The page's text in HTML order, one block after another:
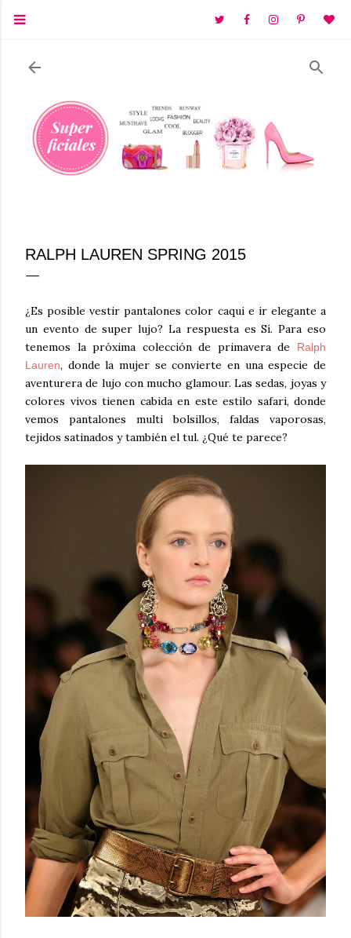
Ir al contenido principal
RALPH LAUREN SPRING 2015
¿Es posible vestir pantalones color caqui e ir elegante a
un evento de super lujo? La respuesta es Sí. Para eso
tenemos la próxima colección de primavera de
Ralph
Lauren, donde la mujer se convierte en una especie de
aventurera de lujo con mucho glamour. Las sedas, joyas y
colores vivos tienen cabida en este estilo safari, donde
vemos pantalones multi bolsillos, faldas vaporosas,
tejidos satinados y también el tul. ¿Qué te parece?